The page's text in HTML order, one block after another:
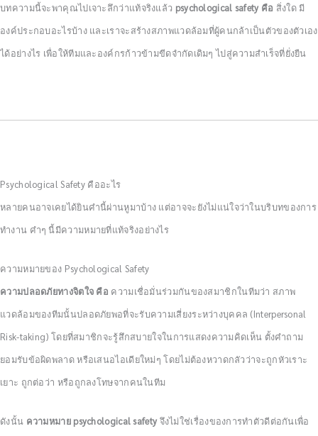
บทความนี้จะพาคุณไปเจาะลึกว่าแท้จริงแล้ว psychological safety คือ สิ่งใด มี
องค์ประกอบอะไรบ้าง และเราจะสร้างสภาพแวดล้อมที่ผู้คนกล้าเป็นตัวของตัวเอง
ได้อย่างไร เพื่อให้ทีมและองค์กรก้าวข้ามขีดจำกัดเดิมๆ ไปสู่ความสำเร็จที่ยั่งยืน
Psychological Safety คืออะไร
หลายคนอาจเคยได้ยินคำนี้ผ่านหูมาบ้าง แต่อาจจะยังไม่แน่ใจว่าในบริบทของการ
ทำงาน คำๆ นี้มีความหมายที่แท้จริงอย่างไร
ความหมายของ Psychological Safety
ความปลอดภัยทางจิตใจ คือ ความเชื่อมั่นร่วมกันของสมาชิกในทีมว่า สภาพ
แวดล้อมของทีมนั้นปลอดภัยพอที่จะรับความเสี่ยงระหว่างบุคคล (Interpersonal
Risk-taking) โดยที่สมาชิกจะรู้สึกสบายใจในการแสดงความคิดเห็น ตั้งคำถาม
ยอมรับข้อผิดพลาด หรือเสนอไอเดียใหม่ๆ โดยไม่ต้องหวาดกลัวว่าจะถูกหัวเราะ
เยาะ ถูกต่อว่า หรือถูกลงโทษจากคนในทีม
ดังนั้น ความหมาย psychological safety จึงไม่ใช่เรื่องของการทำตัวดีต่อกันเพื่อ